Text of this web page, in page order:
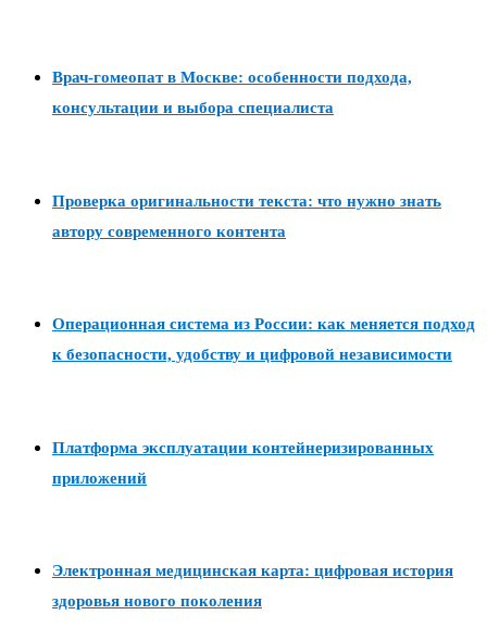
Врач-гомеопат в Москве: особенности подхода,
консультации и выбора специалиста
Проверка оригинальности текста: что нужно знать
автору современного контента
Операционная система из России: как меняется подход
к безопасности, удобству и цифровой независимости
Платформа эксплуатации контейнеризированных
приложений
Электронная медицинская карта: цифровая история
здоровья нового поколения